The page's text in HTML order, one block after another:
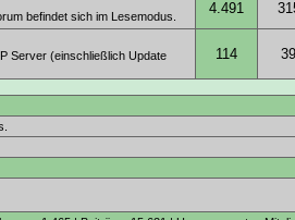
befindet sich im Lesemodus. 4.491
Server (einschließlich Update
114 39